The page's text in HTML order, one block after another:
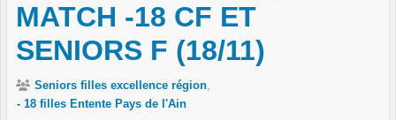
MATCH -18 CF ET
SENIORS F (18/11)
Seniors filles excellence région
- 18 filles Entente Pays de l'Ain